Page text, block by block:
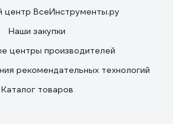
центр ВсеИнструменты.ру
Наши закупки
центры производителей
рекомендательных технологий
Каталог товаров